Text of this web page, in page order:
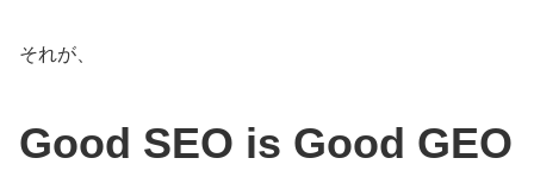
それが、
Good SEO is Good GEO